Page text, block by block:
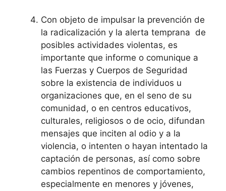
Con objeto de impulsar la prevención de
la radicalización y la alerta temprana de
posibles actividades violentas, es
importante que informe o comunique a
las Fuerzas y Cuerpos de Seguridad
sobre la existencia de individuos u
organizaciones que, en el seno de su
comunidad, o en centros educativos,
culturales, religiosos o de ocio, difundan
mensajes que inciten al odio y a la
violencia, o intenten o hayan intentado la
captación de personas, así como sobre
cambios repentinos de comportamiento,
especialmente en menores y jóvenes,